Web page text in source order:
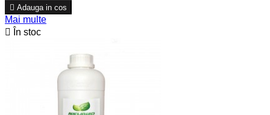
 Adauga in cos
Mai multe

În stoc